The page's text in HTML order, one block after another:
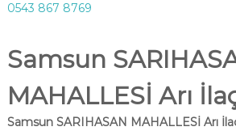
0543 867 8769
Samsun
MAHALLESİ Arı
Samsun SARIHASAN MAHALLESİ Arı